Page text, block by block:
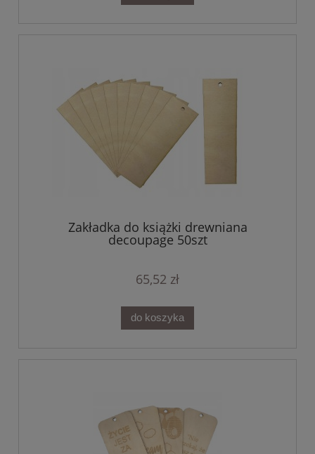
Zakładka do książki drewniana
decoupage 50szt
65,52 zł
do koszyka